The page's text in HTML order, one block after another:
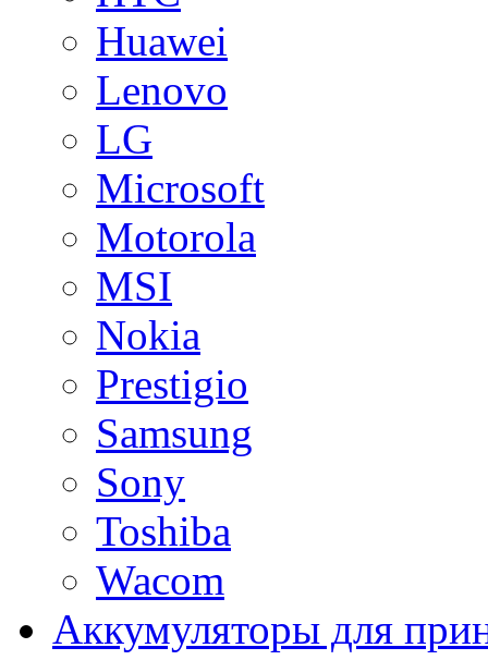
Huawei
Lenovo
LG
Microsoft
Motorola
MSI
Nokia
Prestigio
Samsung
Sony
Toshiba
Wacom
Аккумуляторы для